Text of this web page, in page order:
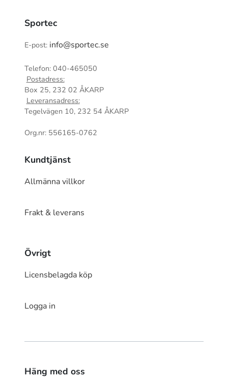
Sportec
E-post: info@sportec.se
Telefon: 040-465050
Postadress:
Box 25, 232 02 ÅKARP
Leveransadress:
Tegelvägen 10, 232 54 ÅKARP
Org.nr: 556165-0762
Kundtjänst
Allmänna villkor
Frakt & leverans
Övrigt
Licensbelagda köp
Logga in
Häng med oss